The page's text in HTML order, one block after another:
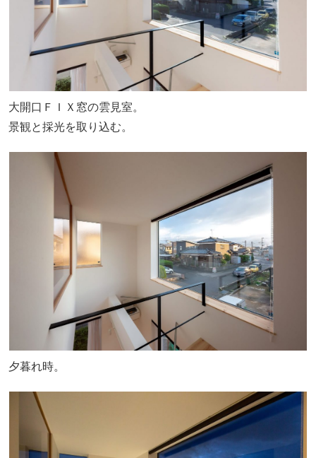
大開口ＦＩＸ窓の雲見室。
景観と採光を取り込む。
夕暮れ時。